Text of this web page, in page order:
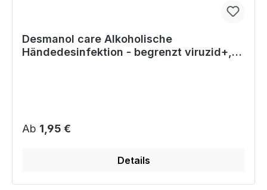
Desmanol care Alkoholische
Händedesinfektion - begrenzt viruzid+,
Regulärer Preis:
Ab 1,95 €
Details